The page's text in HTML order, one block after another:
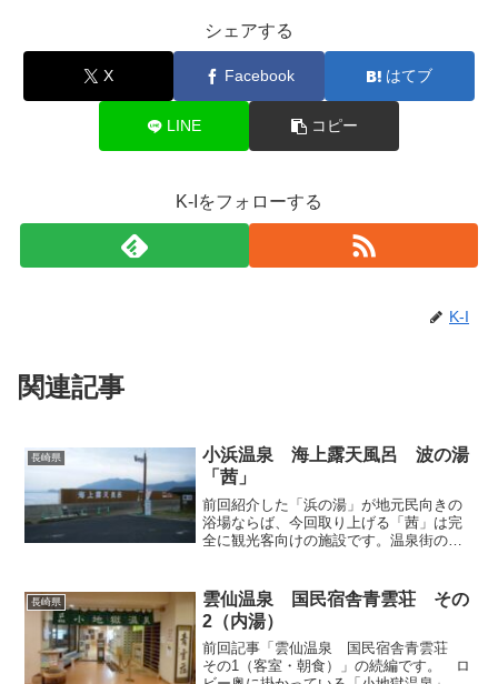
シェアする
X Facebook はてブ
LINE コピー
K-Iをフォローする
K-I
関連記事
長崎県
小浜温泉 海上露天風呂 波の湯
「茜」
前回紹介した「浜の湯」が地元民向きの
浴場ならば、今回取り上げる「茜」は完
全に観光客向けの施設です。温泉街の中
へ曲がり、すぐに突き当たる防波堤のと
ころに設けられてい...
長崎県
雲仙温泉 国民宿舎青雲荘 その
2（内湯）
前回記事「雲仙温泉 国民宿舎青雲荘
その1（客室・朝食）」の続編です。 ロ